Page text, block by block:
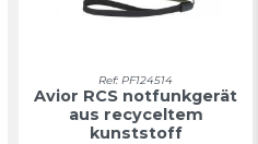
Ref: PF124514
Avior RCS notfunkgerät
aus recyceltem
kunststoff